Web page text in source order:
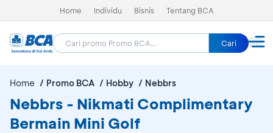
Home Individu Bisnis Tentang BCA
Cari
Home Promo BCA Hobby Nebbrs
Nebbrs - Nikmati Complimentary
Bermain Mini Golf